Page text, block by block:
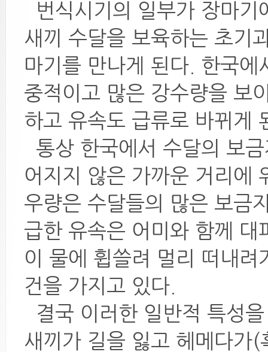
번식시기의 일부가 장마기
새끼 수달을 보육하는 초기
마기를 만나게 된다. 한국에
중적이고 많은 강수량을 보
하고 유속도 급류로 바뀌게
통상 한국에서 수달의 보
어지지 않은 가까운 거리에
우량은 수달들의 많은 보금
급한 유속은 어미와 함께 대
이 물에 휩쓸려 멀리 떠내
건을 가지고 있다.
결국 이러한 일반적 특성
새끼가 길을 잃고 헤메다가